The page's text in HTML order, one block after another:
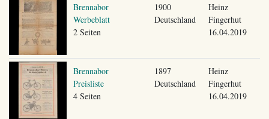
Brennabor
Werbeblatt
2 Seiten
1900
Deutschland
Heinz
Fingerhut
16.04.2019
Brennabor
Preisliste
4 Seiten
1897
Deutschland
Heinz
Fingerhut
16.04.2019